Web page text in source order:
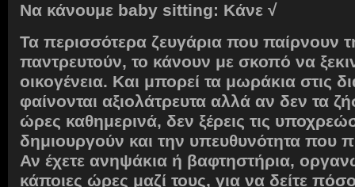
Να κάνουμε baby sitting: Κάνε √
Τα περισσότερα ζευγάρια που παίρνουν
παντρευτούν, το κάνουν με σκοπό να
οικογένεια. Και μπορεί τα μωράκια στις
φαίνονται αξιολάτρευτα αλλά αν δεν τα
ώρες καθημερινά, δεν ξέρεις τις
δημιουργούν και την υπευθυνότητα που
Αν έχετε ανηψάκια ή βαφτηστήρια,
κάποιες ώρες μαζί τους, για να δείτε